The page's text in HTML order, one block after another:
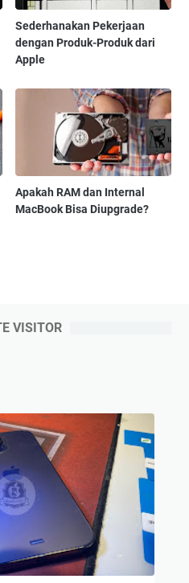
Sederhanakan Pekerjaan
dengan Produk-Produk dari
Apple
Apakah RAM dan Internal
MacBook Bisa Diupgrade?
VISITOR